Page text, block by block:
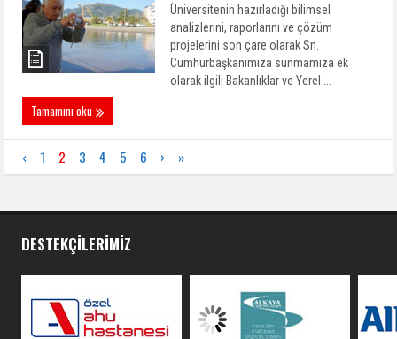
Üniversitenin hazırladığı bilimsel
analizlerini, raporlarını ve çözüm
projelerini son çare olarak Sn.
Cumhurbaşkanımıza sunmamıza ek
olarak ilgili Bakanlıklar ve Yerel ...
Tamamını oku
‹ 1 2 3 4 5 6 › »
DESTEKÇILERIMIZ